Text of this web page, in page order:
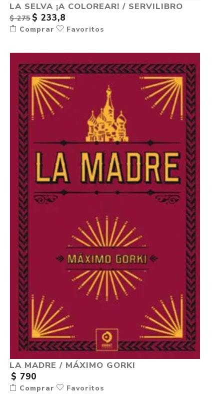
LA SELVA ¡A COLOREAR! / SERVILIBRO
$ 275 $ 233,8
Comprar Favoritos
LA MADRE / MÁXIMO GORKI
$ 790
Comprar Favoritos